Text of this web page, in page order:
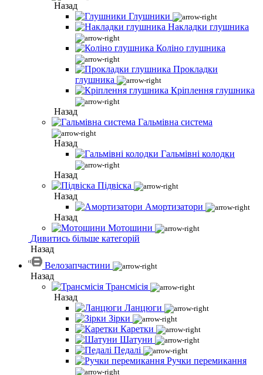
Назад
Глушники
Накладки глушника
Коліно глушника
Прокладки
глушника
Кріплення глушника
Назад
Гальмівна система
Назад
Гальмівні колодки
Назад
Підвіска
Назад
Амортизатори
Назад
Мотошини
Дивитись більше категорій
Назад
Велозапчастини
Назад
Трансмісія
Назад
Ланцюги
Зірки
Каретки
Шатуни
Педалі
Ручки перемикання